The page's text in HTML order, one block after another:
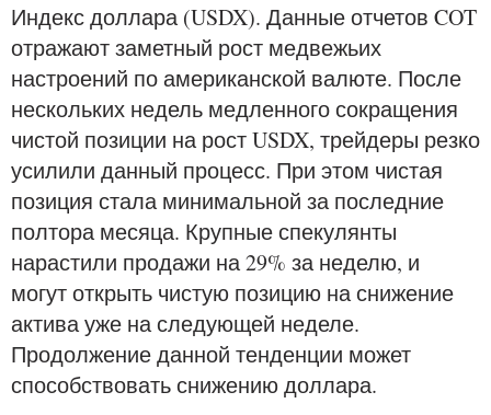
Индекс доллара (USDX). Данные отчетов COT
отражают заметный рост медвежьих
настроений по американской валюте. После
нескольких недель медленного сокращения
чистой позиции на рост USDX, трейдеры резко
усилили данный процесс. При этом чистая
позиция стала минимальной за последние
полтора месяца. Крупные спекулянты
нарастили продажи на 29% за неделю, и
могут открыть чистую позицию на снижение
актива уже на следующей неделе.
Продолжение данной тенденции может
способствовать снижению доллара.